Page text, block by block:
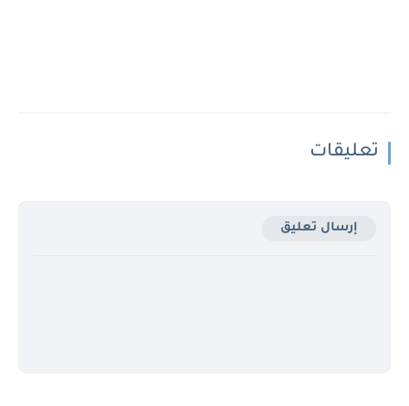
تعليقات
إرسال تعليق